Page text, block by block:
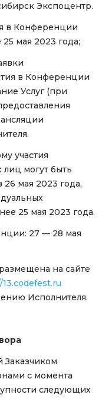
Экспоцентр.
в Конференции
мая 2023 года;
в Конференции
Услуг (при
участия
могут быть
мая 2023 года,
25 мая 2023 года.
27 — 28 мая
на сайте
Исполнителя.
Заказчиком
с момента
следующих